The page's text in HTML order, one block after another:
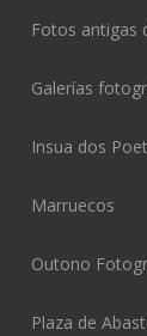
Fotos antigas
Galerías
Insua dos
Marruecos
Outono
Plaza de